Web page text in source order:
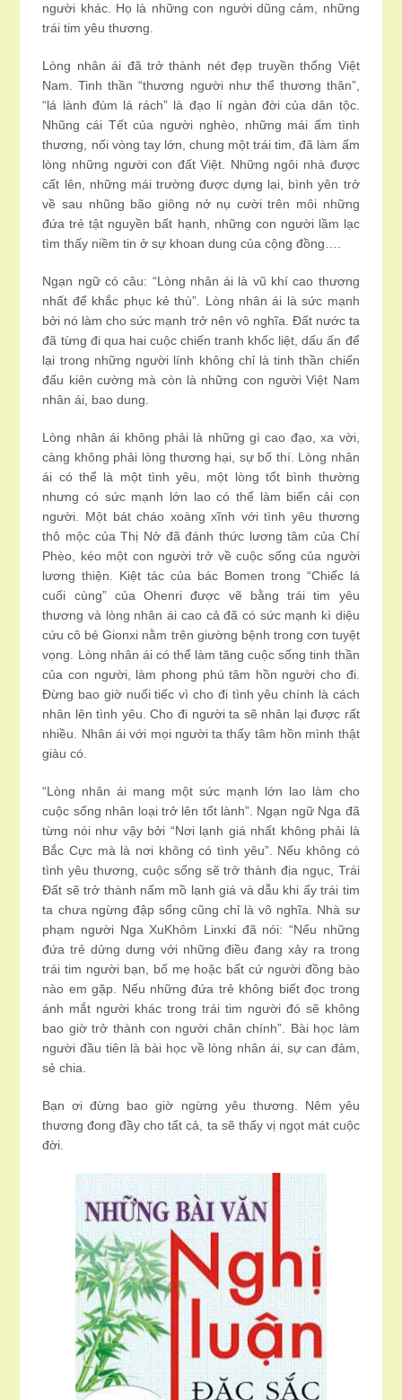
người khác. Họ là những con người dũng cảm, những
trái tim yêu thương.
Lòng nhân ái đã trở thành nét đẹp truyền thống Việt
Nam. Tinh thần “thương người như thể thương thân”,
“lá lành đùm lá rách” là đạo lí ngàn đời của dân tộc.
Nhũng cái Tết của người nghèo, những mái ấm tình
thương, nối vòng tay lớn, chung một trái tim, đã làm ấm
lòng những người con đất Việt. Những ngôi nhà được
cất lên, những mái trường được dựng lại, bình yên trở
về sau nhũng bão giông nở nụ cười trên môi những
đứa trẻ tật nguyền bất hạnh, những con người lầm lạc
tìm thấy niềm tin ở sự khoan dung của cộng đồng….
Ngạn ngữ có câu: “Lòng nhân ái là vũ khí cao thương
nhất để khắc phục kẻ thù”. Lòng nhân ái là sức mạnh
bởi nó làm cho sức mạnh trở nên vô nghĩa. Đất nước ta
đã từng đi qua hai cuộc chiến tranh khốc liệt, dấu ấn để
lại trong những người lính không chỉ là tinh thần chiến
đấu kiên cường mà còn là những con người Việt Nam
nhân ái, bao dung.
Lòng nhân ái không phải là những gì cao đạo, xa vời,
càng không phải lòng thương hại, sự bố thí. Lòng nhân
ái có thể là một tình yêu, một lòng tốt bình thường
nhưng có sức mạnh lớn lao có thể làm biến cải con
người. Một bát cháo xoàng xĩnh với tình yêu thương
thô mộc của Thị Nở đã đánh thức lương tâm của Chí
Phèo, kéo một con người trở về cuộc sống của người
lương thiện. Kiệt tác của bác Bomen trong “Chiếc lá
cuối cùng” của Ohenri được vẽ bằng trái tim yêu
thương và lòng nhân ái cao cả đã có sức mạnh kì diệu
cứu cô bé Gionxi nằm trên giường bệnh trong cơn tuyệt
vọng. Lòng nhân ái có thể làm tăng cuộc sống tinh thần
của con người, làm phong phú tâm hồn người cho đi.
Đừng bao giờ nuối tiếc vì cho đi tình yêu chính là cách
nhân lên tình yêu. Cho đi người ta sẽ nhân lại được rất
nhiều. Nhân ái với mọi người ta thấy tâm hồn mình thật
giàu có.
“Lòng nhân ái mang một sức mạnh lớn lao làm cho
cuộc sống nhân loại trở lên tốt lành”. Ngạn ngữ Nga đã
từng nói như vậy bởi “Nơi lạnh giá nhất không phải là
Bắc Cực mà là nơi không có tình yêu”. Nếu không có
tình yêu thương, cuộc sống sẽ trở thành địa ngục, Trái
Đất sẽ trở thành nấm mồ lạnh giá và dẫu khi ấy trái tim
ta chưa ngừng đập sống cũng chỉ là vô nghĩa. Nhà sư
phạm người Nga XuKhôm Linxki đã nói: “Nếu những
đứa trẻ dửng dưng với những điều đang xảy ra trong
trái tim người bạn, bố mẹ hoặc bất cứ người đồng bào
nào em gặp. Nếu những đứa trẻ không biết đọc trong
ánh mắt người khác trong trái tim người đó sẽ không
bao giờ trở thành con người chân chính”. Bài học làm
người đầu tiên là bài học về lòng nhân ái, sự can đảm,
sẻ chia.
Bạn ơi đừng bao giờ ngừng yêu thương. Nêm yêu
thương đong đầy cho tất cả, ta sẽ thấy vị ngọt mát cuộc
đời.